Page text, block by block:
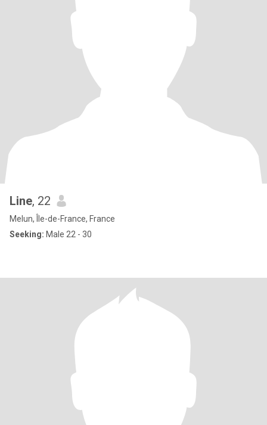
Line, 22
Melun, Île-de-France, France
Seeking: Male 22 - 30